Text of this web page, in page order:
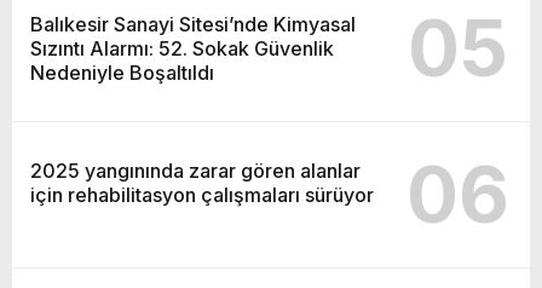
Balıkesir Sanayi Sitesi’nde Kimyasal
Sızıntı Alarmı: 52. Sokak Güvenlik
Nedeniyle Boşaltıldı
05
2025 yangınında zarar gören alanlar
için rehabilitasyon çalışmaları sürüyor
06